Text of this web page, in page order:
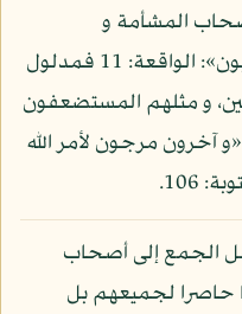
المشأمة و
السابقون السابقون أولئك المقربون»: الواقعة: 11 فمدلول
و مثلهم المستضعفون
آخرون مرجون لأمر الله
106.
الجمع إلى أصحاب
حاصرا لجميعهم بل